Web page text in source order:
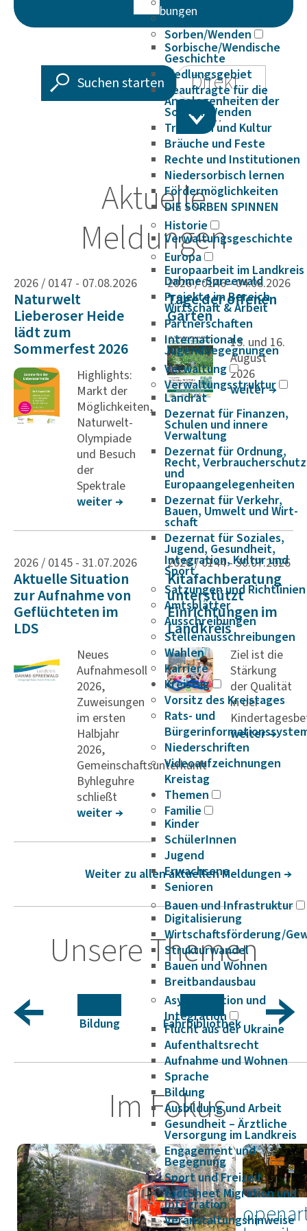
Kreisstadt Lübben
Sorben/Wenden
Sorbische/Wendische
Geschichte
Siedlungsgebiet
Beauftragte für die
Angelegenheiten der
Sorben/Wenden
Tradition und Kultur
Bräuche und Feste
Rechte und Institutionen
Niedersorbisch lernen
Fördermöglichkeiten
DIE SORBEN SPINNEN
Historie
Verwaltungsgeschichte
Europa
Europaarbeit im Landkreis
Dahme-Spreewald
Projekte im Bereich
Wirtschaft & Arbeit
Partnerschaften
Internationale
Jugendbegegnungen
Verwaltung
Verwaltungsstruktur
Landrat
Dezernat für Finanzen,
Schulen und innere
Verwaltung
Dezernat für Ordnung,
Recht, Verbraucherschutz
und
Europaangelegenheiten
Dezernat für Verkehr,
Bauen, Umwelt und Wirt­
schaft
Dezernat für Soziales,
Jugend, Gesundheit,
Integration, Kultur und
Sport
Satzungen und Richtlinien
Amtsblätter
Ausschreibungen
Stellenausschreibungen
Wahlen
Karriere
Kreistag
Vorsitz des Kreistages
Rats- und
Niederschriften
Videoaufzeichnungen
Kreistag
Themen
Familie
Kinder
SchülerInnen
Jugend
Erwachsene
Senioren
Bauen und Infrastruktur
Digitalisierung
Wirtschaftsförderung/
Strukturwandel
Bauen und Wohnen
Breitbandausbau
Asyl, Migration und
Integration
Flucht aus der Ukraine
Aufenthaltsrecht
Aufnahme und Wohnen
Sprache
Bildung
Ausbildung und Arbeit
Gesundheit – Ärztliche
Versorgung im Landkreis
Engagement und
Begegnung
Sport und Freizeit
FactSheet Migration und
Integration
Veranstaltungshinweise
bungen
Suche Suchen starten
Direkt
zu...
Willkommen
beim
Landkreis
Dahme-
Spreewald
Aktuelle
Meldungen
2026 / 0147 - 07.08.2026
Naturwelt
Lieberoser Heide
lädt zum
Sommerfest 2026
Highlights:
Markt der
Möglichkeiten,
Naturwelt-
Olympiade
und Besuch
der
Spektrale
weiter
2026 / 0146 -04.08.2026
Tage der offenen
Gärten
15. und 16.
August
2026
weiter
2026 / 0145 - 31.07.2026
Aktuelle Situation
zur Aufnahme von
Geflüchteten im
LDS
Neues
Aufnahmesoll
2026,
Zuweisungen
im ersten
Halbjahr
2026,
Gemeinschaftsunterkunft
Byhleguhre
schließt
weiter
2026 / 0144 -30.07.2026
Kitafachberatung
unterstützt
Einrichtungen im
Landkreis
Ziel ist die
Stärkung
der Qualität
in der
weiter
Weiter zu allen aktuellen Meldungen
Unsere Themen
Bildung Fahr­bi­blio­thek
Im Fokus